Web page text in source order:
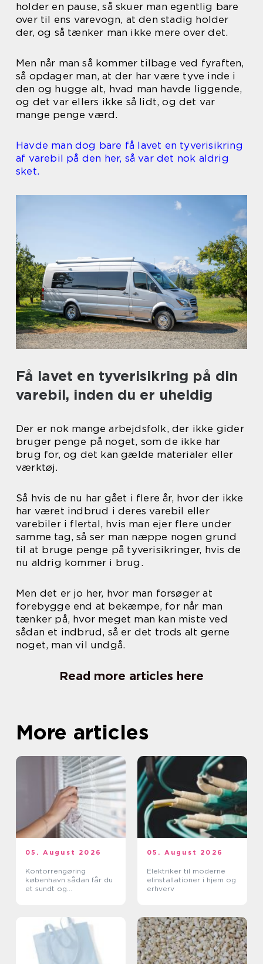
holder en pause, så skuer man egentlig bare
over til ens varevogn, at den stadig holder
der, og så tænker man ikke mere over det.
Men når man så kommer tilbage ved fyraften,
så opdager man, at der har være tyve inde i
den og hugge alt, hvad man havde liggende,
og det var ellers ikke så lidt, og det var
mange penge værd.
Havde man dog bare få lavet en tyverisikring
af varebil på den her, så var det nok aldrig
sket.
Få lavet en tyverisikring på din
varebil, inden du er uheldig
Der er nok mange arbejdsfolk, der ikke gider
bruger penge på noget, som de ikke har
brug for, og det kan gælde materialer eller
værktøj.
Så hvis de nu har gået i flere år, hvor der ikke
har været indbrud i deres varebil eller
varebiler i flertal, hvis man ejer flere under
samme tag, så ser man næppe nogen grund
til at bruge penge på tyverisikringer, hvis de
nu aldrig kommer i brug.
Men det er jo her, hvor man forsøger at
forebygge end at bekæmpe, for når man
tænker på, hvor meget man kan miste ved
sådan et indbrud, så er det trods alt gerne
noget, man vil undgå.
Read more articles here
More articles
05. August 2026
Kontorrengøring
københavn sådan får du
et sundt og
05. August 2026
Elektriker til moderne
elinstallationer i hjem og
erhverv